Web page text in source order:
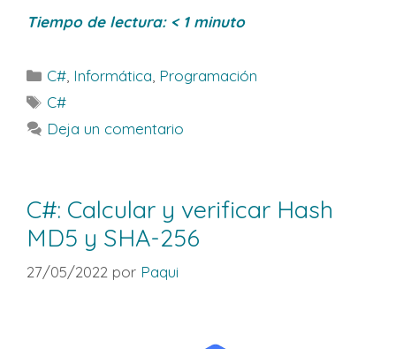
Tiempo de lectura: < 1 minuto
Categorías
C# Informática Programación
Etiquetas
C#
Deja un comentario
C#: Calcular y verificar Hash
MD5 y SHA-256
27/05/2022 por Paqui